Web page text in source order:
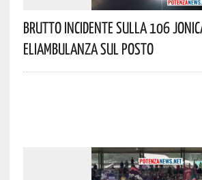
Brutto Incidente Sulla 106
Eliambulanza Sul Posto